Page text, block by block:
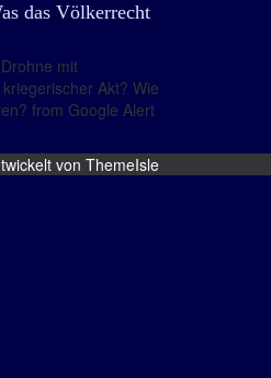
das Völkerrecht
mit
Akt? Wie
from Google Alert
von ThemeIsle